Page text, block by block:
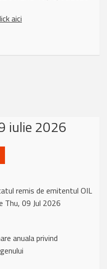
aici
iulie 2026
remis de emitentul OIL
Thu, 09 Jul 2026
anuala privind